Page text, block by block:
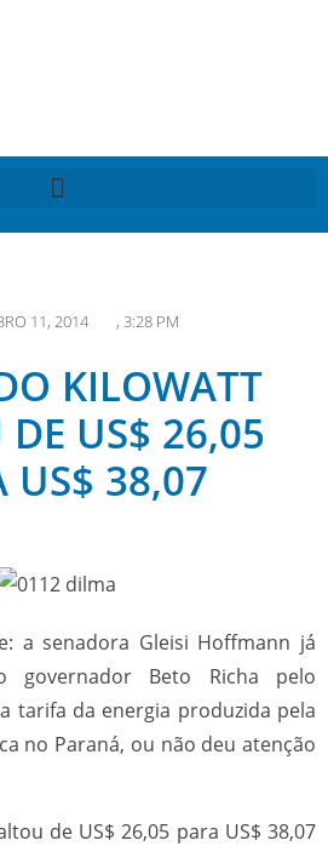
11, 2014 , 3:28 PM
KILOWATT
DE US$ 26,05
US$ 38,07
a senadora Gleisi Hoffmann já
governador Beto Richa pelo
tarifa da energia produzida pela
no Paraná, ou não deu atenção
de US$ 26,05 para US$ 38,07